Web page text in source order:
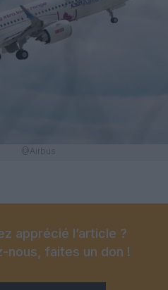
@Airbus
apprécié l’article ?
nous, faites un don !